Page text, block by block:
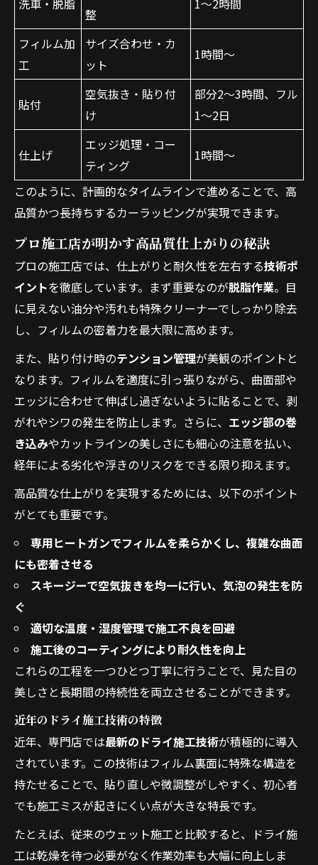
洗車・脱脂
整
1〜2時間
フィルム加
工
サイズ合わせ・カ
ット
1時間〜
貼付
空気抜き・貼り付
け
部分2〜3時間、フル
1〜2日
仕上げ
エッジ処理・コー
ティング
1時間〜
このように、計画的なタイムラインで進めることで、高
品質かつ長持ちするカーラッピングが実現できます。
プロ施工店が明かす高品質仕上がりの秘訣
プロの施工店では、仕上がりと耐久性を左右する技術ポ
イントを徹底しています。まず重要なのが脱脂作業。目
に見えない油分や汚れも特殊クリーナーでしっかり除去
し、フィルムの密着力を最大限に高めます。
また、貼り付け時のテンション管理が美観のポイントと
なります。フィルムを適度に引っ張りながら、曲面部や
エッジに合わせて伸ばし過ぎないように貼ることで、剥
がれやシワの発生を防止します。さらに、 エッジ部の巻
き込みやカットラインの美しさにも細心の注意を払い、
経年による劣化や浮きのリスクをできる限り抑えます。
高品質な仕上がりを実現するためには、以下のポイント
がとても重要です。
専用ヒートガンでフィルムを柔らかくし、複雑な曲面
にも密着させる
スキージーで空気抜きを均一に行い、気泡の発生を防
ぐ
適切な温度・湿度管理で施工不良を回避
施工後のコーティングにより耐久性を向上
これらの工程を一つひとつ丁寧に行うことで、見た目の
美しさと長期間の持続性を両立させることができます。
近年のドライ施工技術の特徴
近年、専門店では最新のドライ施工技術が積極的に導入
されています。この技術はフィルム裏面に特殊な構造を
持たせることで、貼り直しや微調整がしやすく、初心者
でも施工ミスが起きにくい点が大きな特長です。
たとえば、従来のウェット施工と比較すると、ドライ施
工は乾燥を待つ必要がなく作業効率も大幅に向上しま
お問い合わせはこちら